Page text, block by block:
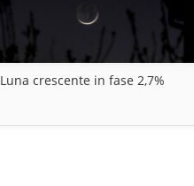
Luna crescente in fase 2,7%